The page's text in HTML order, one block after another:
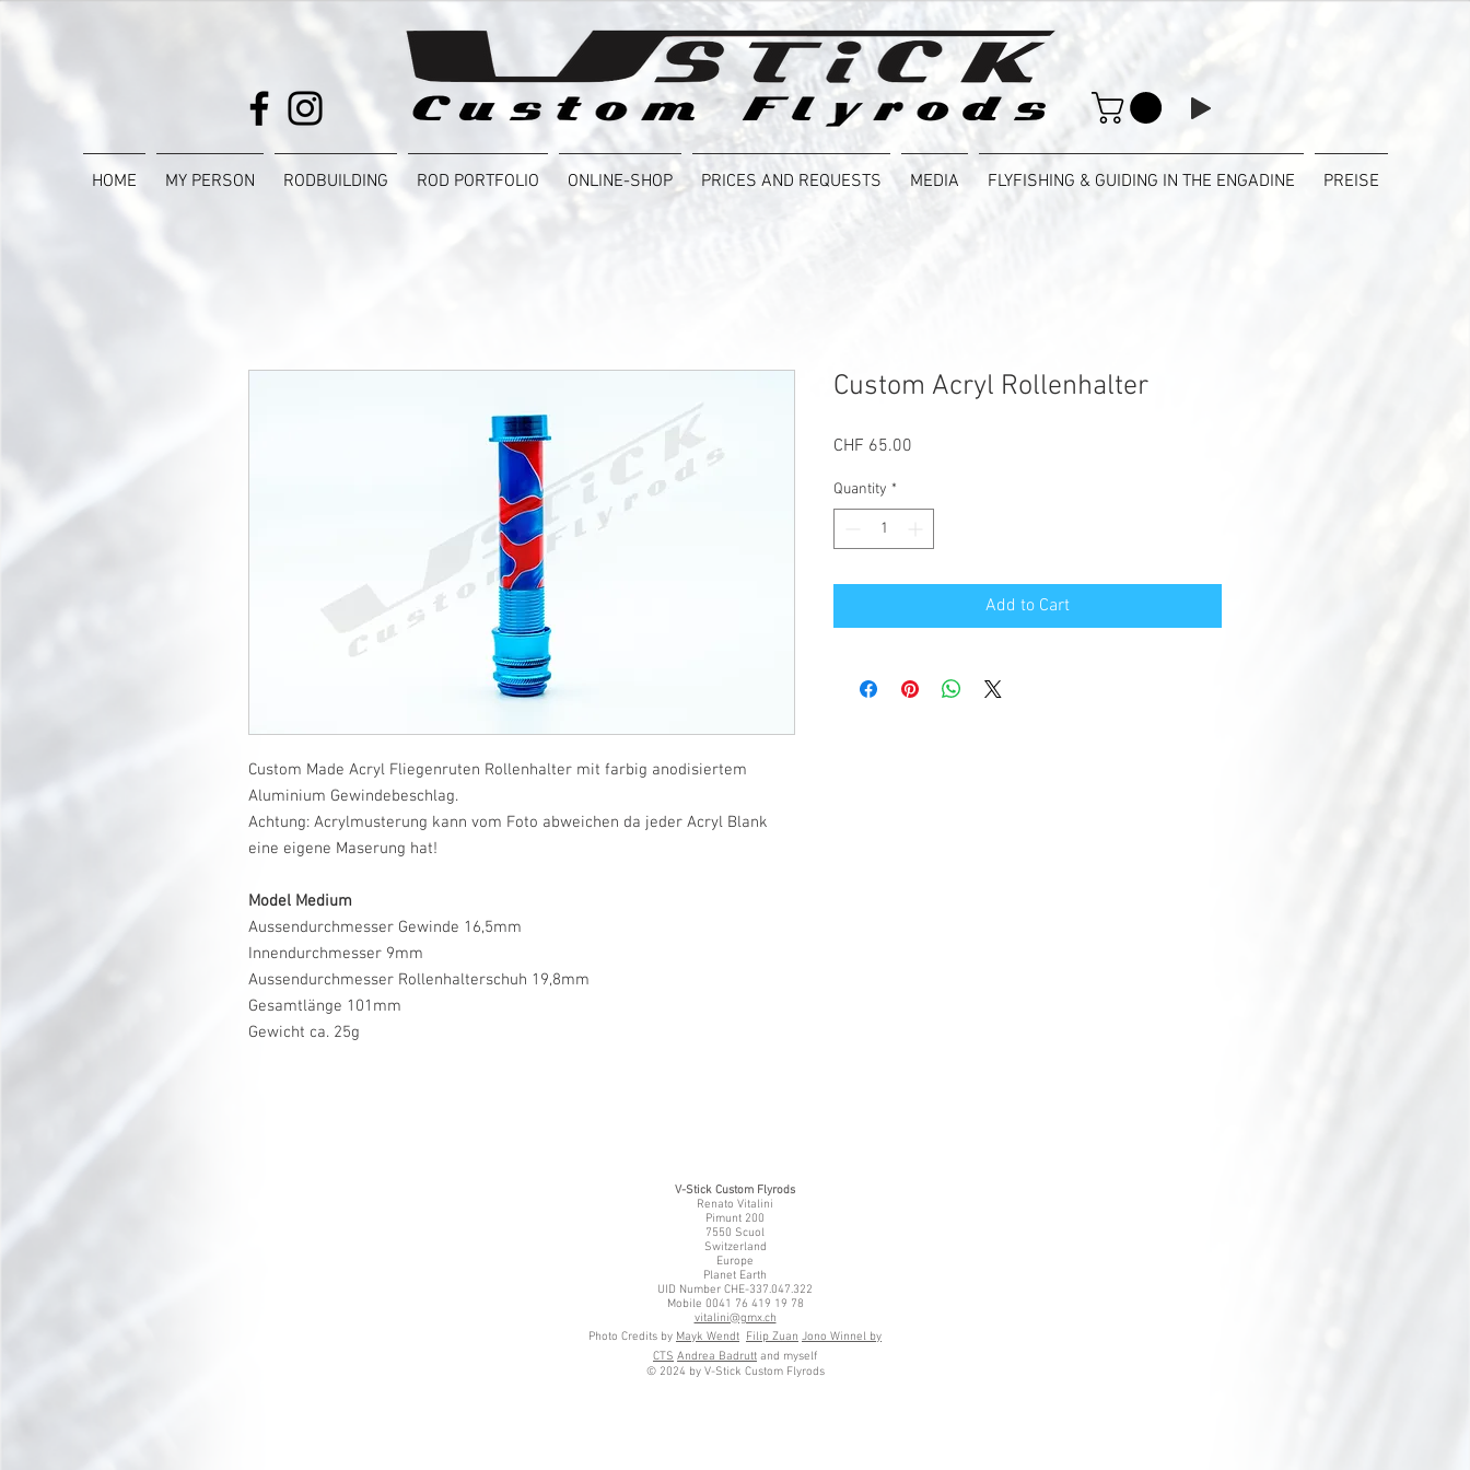
HOME MY PERSON RODBUILDING ROD PORTFOLIO ONLINE-SHOP PRICES AND REQUESTS MEDIA FLYFISHING & GUIDING IN THE ENGADINE PREISE
Custom Made Acryl Fliegenruten Rollenhalter mit farbig anodisiertem
Aluminium Gewindebeschlag.
Achtung: Acrylmusterung kann vom Foto abweichen da jeder Acryl Blank
eine eigene Maserung hat!
Model Medium
Aussendurchmesser Gewinde 16,5mm
Innendurchmesser 9mm
Aussendurchmesser Rollenhalterschuh 19,8mm
Gesamtlänge 101mm
Gewicht ca. 25g
Custom Acryl Rollenhalter
CHF 65.00
Quantity *
Add to Cart
V-Stick Custom Flyrods
Renato Vitalini
Pimunt 200
7550 Scuol
Switzerland
Europe
Planet Earth
UID Number CHE-337.047.322
Mobile 0041 76 419 19 78
vitalini@gmx.ch
Photo Credits by Mayk Wendt Filip Zuan Jono Winnel by
CTS Andrea Badrutt and myself
© 2024 by V-Stick Custom Flyrods